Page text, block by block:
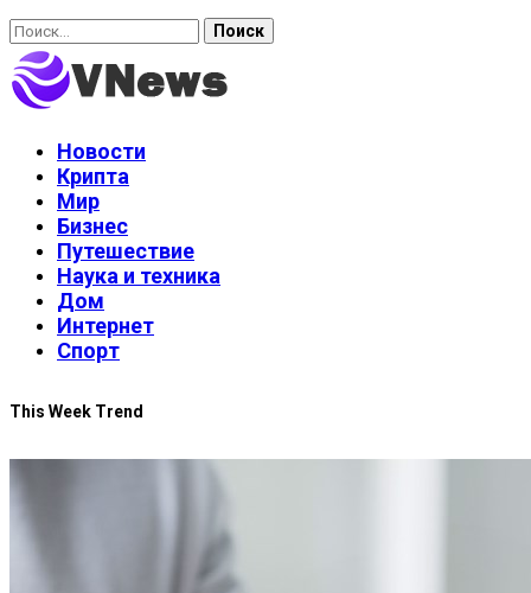
Найти:
Новости
Крипта
Мир
Бизнес
Путешествие
Наука и техника
Дом
Интернет
Спорт
This Week Trend